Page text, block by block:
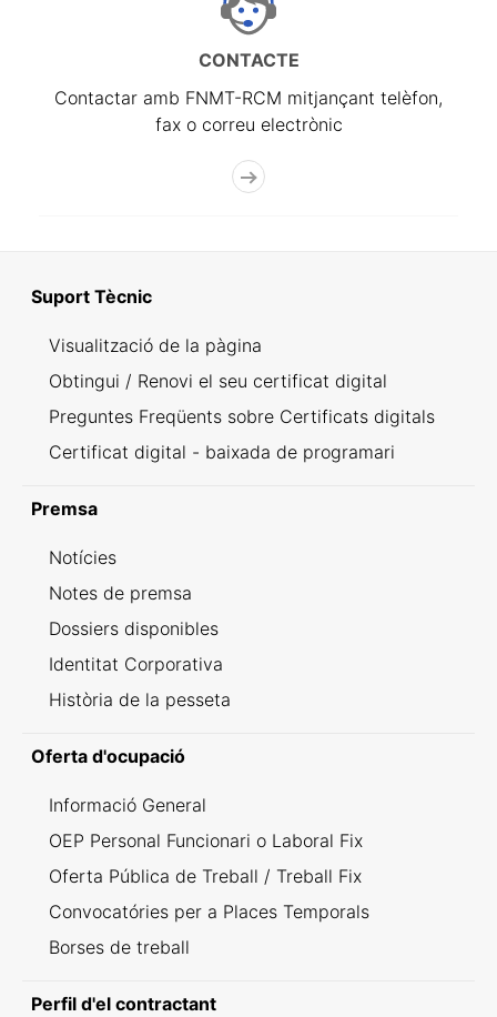
CONTACTE
Contactar amb FNMT-RCM mitjançant telèfon,
fax o correu electrònic
Suport Tècnic
Visualització de la pàgina
Obtingui / Renovi el seu certificat digital
Preguntes Freqüents sobre Certificats digitals
Certificat digital - baixada de programari
Premsa
Notícies
Notes de premsa
Dossiers disponibles
Identitat Corporativa
Història de la pesseta
Oferta d'ocupació
Informació General
OEP Personal Funcionari o Laboral Fix
Oferta Pública de Treball / Treball Fix
Convocatóries per a Places Temporals
Borses de treball
Perfil d'el contractant